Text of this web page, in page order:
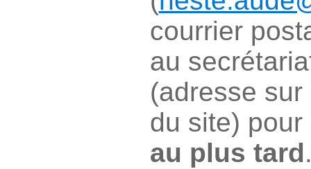
courrier
au
(adresse sur
du site)
au plus tard